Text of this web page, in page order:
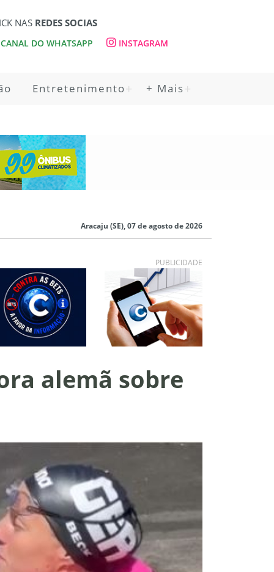
NAS REDES SOCIAS
DO WHATSAPP INSTAGRAM
Entretenimento + Mais
Aracaju (SE), 07 de agosto de 2026
PUBLICIDADE
alemã sobre